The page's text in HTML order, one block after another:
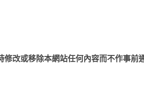
修改或移除本網站任何內容而不作事前